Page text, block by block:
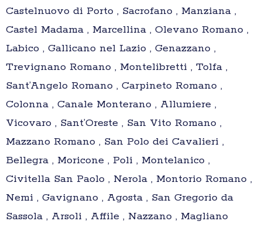
Castelnuovo di Porto , Sacrofano , Manziana ,
Castel Madama , Marcellina , Olevano Romano ,
Labico , Gallicano nel Lazio , Genazzano ,
Trevignano Romano , Montelibretti , Tolfa ,
Sant’Angelo Romano , Carpineto Romano ,
Colonna , Canale Monterano , Allumiere ,
Vicovaro , Sant’Oreste , San Vito Romano ,
Mazzano Romano , San Polo dei Cavalieri ,
Bellegra , Moricone , Poli , Montelanico ,
Civitella San Paolo , Nerola , Montorio Romano ,
Nemi , Gavignano , Agosta , San Gregorio da
Sassola , Arsoli , Affile , Nazzano , Magliano